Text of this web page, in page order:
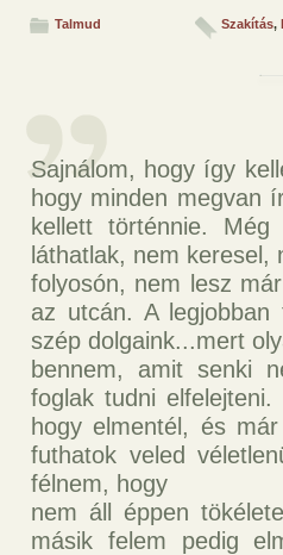
Talmud Szakítás,
Sajnálom, hogy így
hogy minden megvan
kellett történnie.
láthatlak, nem keresel,
folyosón, nem lesz
az utcán. A
szép dolgaink...mert
bennem, amit senki
foglak tudni
hogy elmentél, és
futhatok veled
félnem, hogy
nem áll éppen
másik felem pedig